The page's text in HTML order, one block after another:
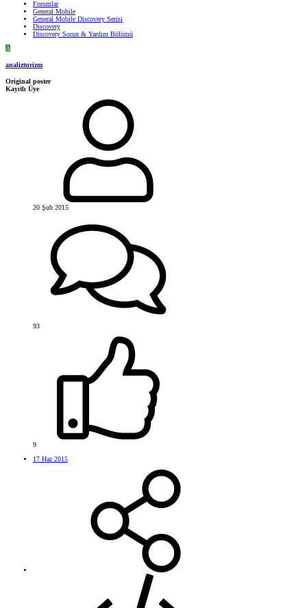
Forumlar
General Mobile
General Mobile Discovery Serisi
Discovery
Discovery Sorun & Yardım Bölümü
A
analizturizm
Original poster
Kayıtlı Üye
20 Şub 2015
93
9
17 Haz 2015